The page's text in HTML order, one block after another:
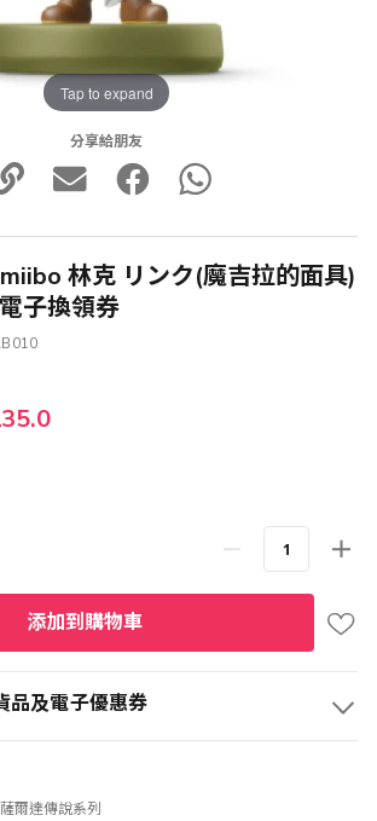
Tap to expand
分享給朋友
林克 リンク(魔吉拉的面具)
子換領券
添加到購物車
品及電子優惠券
爾達傳說系列